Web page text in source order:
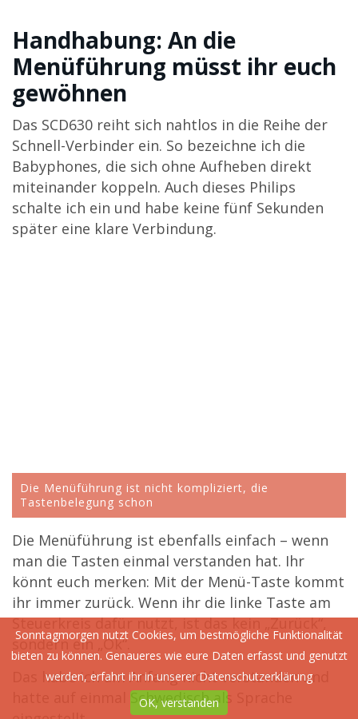
Handhabung: An die
Menüführung müsst ihr euch
gewöhnen
Das SCD630 reiht sich nahtlos in die Reihe der
Schnell-Verbinder ein. So bezeichne ich die
Babyphones, die sich ohne Aufheben direkt
miteinander koppeln. Auch dieses Philips
schalte ich ein und habe keine fünf Sekunden
später eine klare Verbindung.
Die Menüführung ist nicht kompliziert, die
Tastenbelegung schon
Die Menüführung ist ebenfalls einfach – wenn
man die Tasten einmal verstanden hat. Ihr
könnt euch merken: Mit der Menü-Taste kommt
ihr immer zurück. Wenn ihr die linke Taste am
Steuerkreis dafür nutzt, ist das kein „Zurück“,
sondern ein „Ok“.
Das habe ich am Anfang nicht verstanden und
hatte auf einmal Schwedisch als Sprache
Sonntagmorgen nutzt Cookies, um bestmögliche Funktionalität
bieten zu können. Genaueres wie eure Daten erfasst und genutzt
werden, erfahrt ihr in unserer Datenschutzerklärung
OK, verstanden